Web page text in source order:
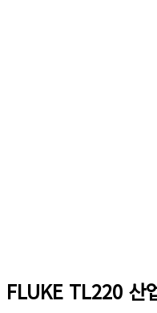
FLUKE TL220 산